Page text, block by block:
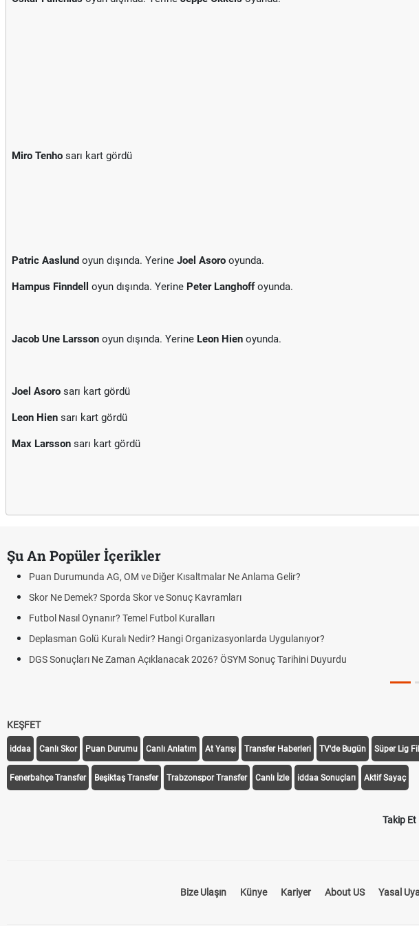
Miro Tenho sarı kart gördü
Patric Aaslund oyun dışında. Yerine Joel Asoro oyunda.
Hampus Finndell oyun dışında. Yerine Peter Langhoffoyunda.
Jacob Une Larsson oyun dışında. Yerine Leon Hien oyunda.
Joel Asoro sarı kart gördü
Leon Hien sarı kart gördü
Max Larsson sarı kart gördü
Şu An Popüler İçerikler
Durumunda AG, OM ve Diğer Kısaltmalar Ne Anlama Gelir?
Ne Demek? Sporda Skor ve Sonuç Kavramları
Nasıl Oynanır? Temel Futbol Kuralları
Golü Kuralı Nedir? Hangi Organizasyonlarda Uygulanıyor?
Sonuçları Ne Zaman Açıklanacak 2026? ÖSYM Sonuç Tarihini Duyurdu
KEŞFET
iddaa Canlı Skor Puan Durumu Canlı Anlatım At Yarışı Transfer Haberleri TV'de Bugün Süper Lig
Fenerbahçe Transfer Beşiktaş Transfer Trabzonspor Transfer Canlı İzle iddaa Sonuçları Aktif Sayaç
Takip Et
Bize Ulaşın Künye Kariyer About US Yasal